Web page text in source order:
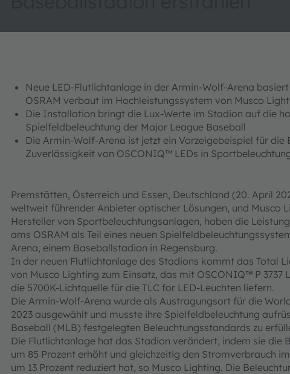
Neue LED-Flutlichtanlage in der Armin-Wolf-Arena
OSRAM verbaut im Hochleistungssystem von Musco
Die Installation bringt die Lux-Werte im Stadion auf die
Spielfeldbeleuchtung der Major League Baseball
Die Armin-Wolf-Arena ist jetzt ein Vorzeigebeispiel für die
Zuverlässigkeit von OSCONIQ™ LEDs in
Premstätten, Österreich und Essen, Deutschland (20. April
weltweit führender Anbieter optischer Lösungen, und Musco
Hersteller von Sportbeleuchtungsanlagen, haben die
ams OSRAM als Teil eines neuen
Arena, einem Baseballstadion in Regensburg.
In der neuen Flutlichtanlage des Stadions kommt das Total
von Musco Lighting zum Einsatz, das mit OSCONIQ™ P 3737
die 5700K-Lichtquelle für die TLC for LED-Leuchten liefern.
Die Armin-Wolf-Arena wurde als Austragungsort für die
2023 ausgewählt und musste ihre Spielfeldbeleuchtung
Baseball (MLB) festgelegten Beleuchtungsstandards zu
Die Flutlichtanlage hat das Stadion verändert, indem sie die
um 85 Prozent erhöht und gleichzeitig den Stromverbrauch
um 13 Prozent reduziert hat, so Musco Lighting. Die